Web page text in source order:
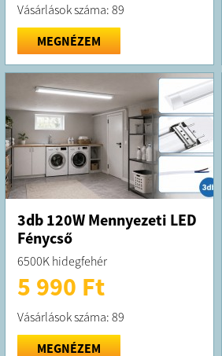
Vásárlások száma: 89
MEGNÉZEM
3db 120W Mennyezeti LED
Fénycső
6500K hidegfehér
5 990 Ft
Vásárlások száma: 89
MEGNÉZEM